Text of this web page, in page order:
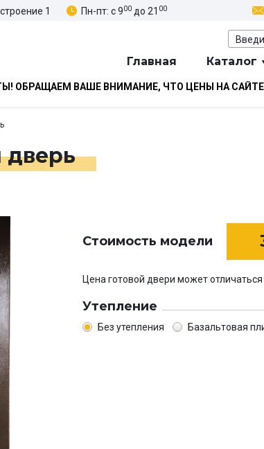
1 Пн-пт: с 900 до 21 00
Главная Каталог
ОБРАЩАЕМ ВАШЕ ВНИМАНИЕ, ЧТО ЦЕНЫ НА
дверь
Стоимость модели
Цена готовой двери может отличаться
Утепление
Без утепления Базальтовая